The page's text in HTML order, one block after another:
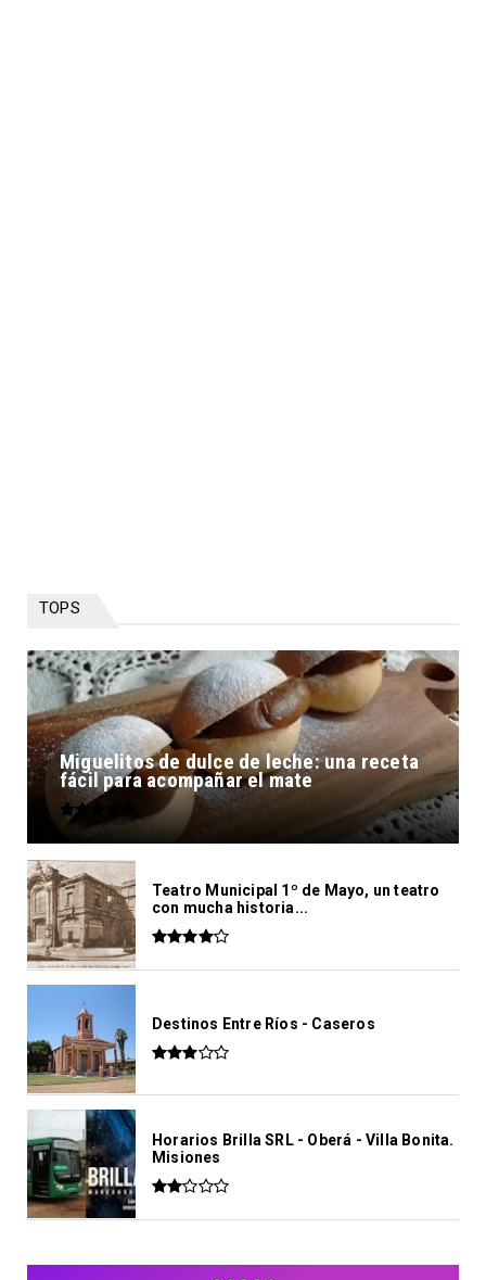
TOPS
Miguelitos de dulce de leche: una receta
fácil para acompañar el mate
Teatro Municipal 1º de Mayo, un teatro
con mucha historia...
Destinos Entre Ríos - Caseros
Horarios Brilla SRL - Oberá - Villa Bonita.
Misiones